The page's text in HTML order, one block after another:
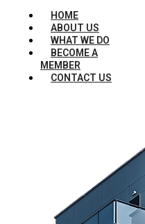
HOME
ABOUT US
WHAT WE DO
BECOME A
MEMBER
CONTACT US